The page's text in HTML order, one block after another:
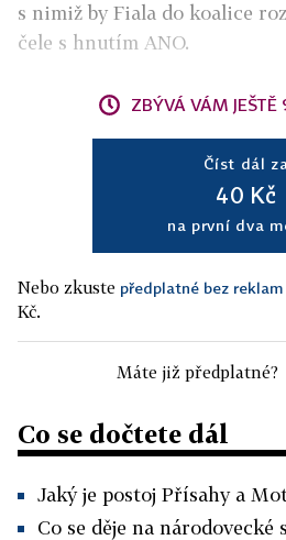
s nimiž by Fiala do koalice
čele s hnutím ANO.
ZBÝVÁ VÁM
Číst dál za
40 Kč
na první dva
Nebo zkuste předplatné bez
Kč.
Máte již předplatné?
Co se dočtete dál
Jaký je postoj Přísahy a
Co se děje na národovecké